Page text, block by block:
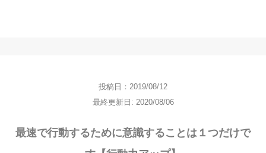
投稿日：2019/08/12
最終更新日: 2020/08/06
最速で行動するために意識することは１つだけで